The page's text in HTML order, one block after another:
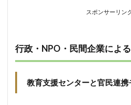
スポンサーリン
行政・NPO・民間企業によ
教育支援センターと官民連携